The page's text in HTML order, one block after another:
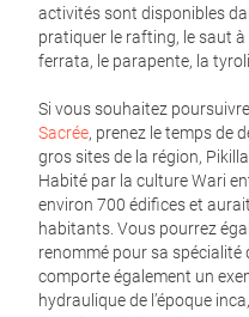
activités sont disponibles
pratiquer le rafting, le saut à
ferrata, le parapente, la
Si vous souhaitez
Sacrée, prenez le temps de
gros sites de la région,
Habité par la culture Wari
environ 700 édifices et
habitants. Vous pourrez
renommé pour sa spécialité
comporte également un
hydraulique de l’époque